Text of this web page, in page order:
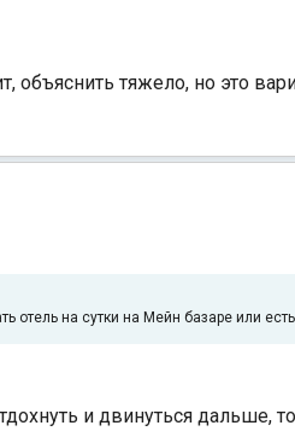
объяснить тяжело, но это
отель на сутки на Мейн базаре или
и двинуться дальше,